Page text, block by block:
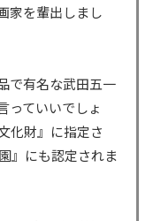
を輩出しまし
で有名な武田五一
っていいでしょ
化財』に指定さ
』にも認定されま